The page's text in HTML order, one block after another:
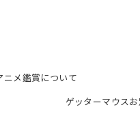
ニメ鑑賞について
ゲッターマウス